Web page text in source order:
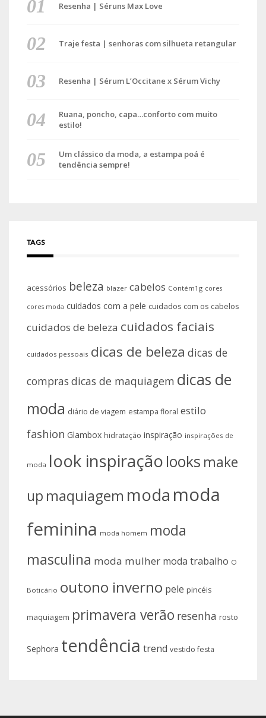
Resenha | Séruns Max Love
Traje festa | senhoras com silhueta retangular
Resenha | Sérum L’Occitane x Sérum Vichy
Ruana, poncho, capa…conforto com muito
estilo!
Um clássico da moda, a estampa poá é
tendência sempre!
TAGS
acessórios beleza blazer cabelos Contém1g cores
cores moda cuidados com a pele cuidados com os cabelos
cuidados de beleza cuidados faciais
cuidados pessoais dicas de beleza dicas de
compras dicas de maquiagem dicas de
moda diário de viagem estampa floral estilo
fashion Glambox hidratação inspiração inspirações de
moda look inspiração looks make
up maquiagem moda moda
feminina moda homem moda
masculina moda mulher moda trabalho O
Boticário outono inverno pele pincéis
maquiagem primavera verão resenha rosto
Sephora tendência trend vestido festa